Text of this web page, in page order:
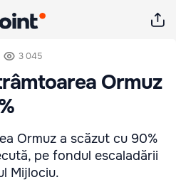
3 045
Ormuz
Ormuz a scăzut cu 90%
pe fondul escaladării
Mijlociu.